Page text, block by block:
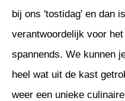
bij ons 'tostidag' en dan
verantwoordelijk voor
spannends. We kunnen
heel wat uit de kast
weer een unieke